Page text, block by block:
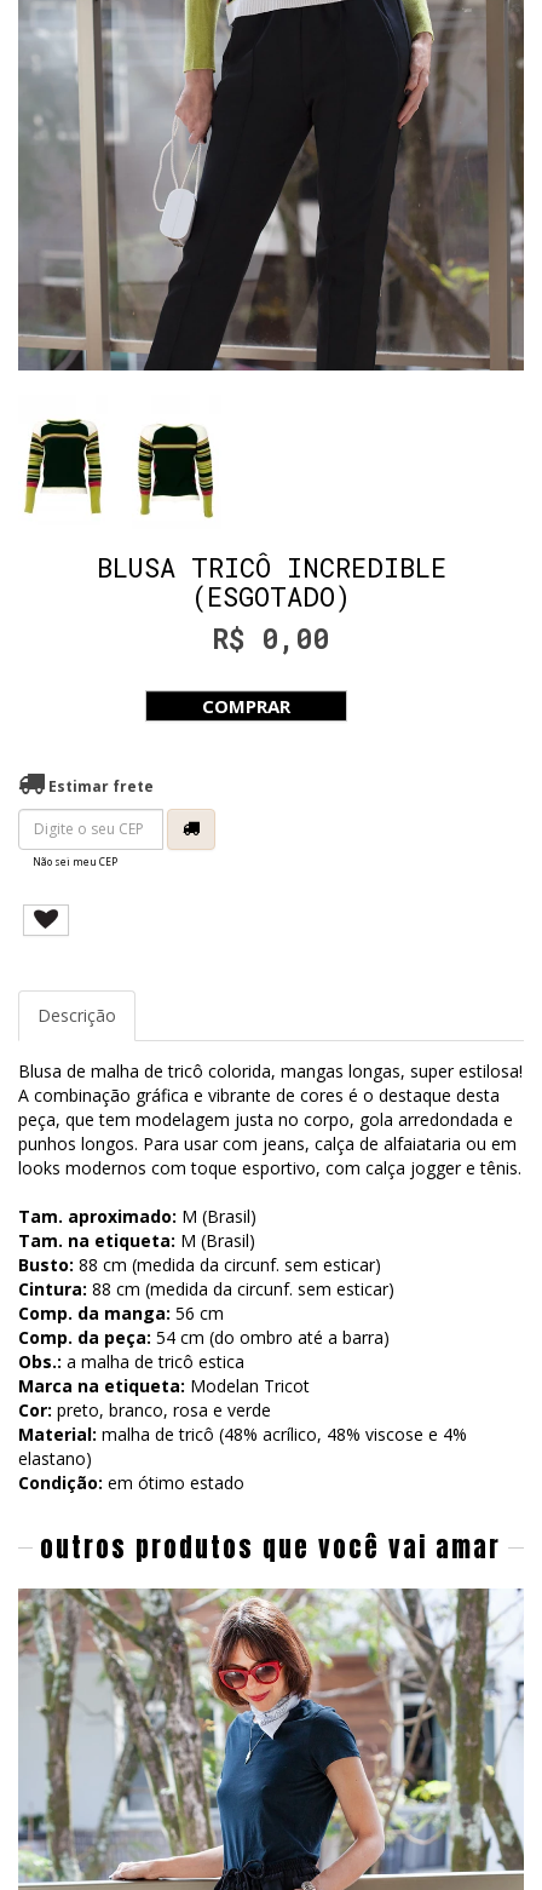
BLUSA TRICÔ INCREDIBLE
(ESGOTADO)
R$ 0,00
COMPRAR
Estimar frete
Não sei meu CEP
Descrição
Blusa de malha de tricô colorida, mangas longas, super estilosa!
A combinação gráfica e vibrante de cores é o destaque desta
peça, que tem modelagem justa no corpo, gola arredondada e
punhos longos. Para usar com jeans, calça de alfaiataria ou em
looks modernos com toque esportivo, com calça jogger e tênis.
Tam. aproximado: M (Brasil)
Tam. na etiqueta: M (Brasil)
Busto: 88 cm (medida da circunf. sem esticar)
Cintura: 88 cm (medida da circunf. sem esticar)
Comp. da manga: 56 cm
Comp. da peça: 54 cm (do ombro até a barra)
Obs.: a malha de tricô estica
Marca na etiqueta: Modelan Tricot
Cor: preto, branco, rosa e verde
Material: malha de tricô (48% acrílico, 48% viscose e 4%
elastano)
Condição: em ótimo estado
outros produtos que você vai amar